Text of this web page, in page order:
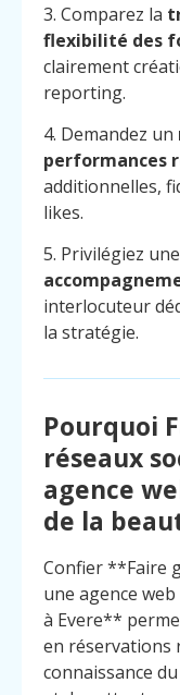
3. Comparez la
flexibilité des
clairement
reporting.
4. Demandez un
performances
additionnelles,
likes.
5. Privilégiez une
interlocuteur
la stratégie.
Pourquoi
réseaux
agence
de la
Confier **Faire
une agence
à Evere**
en réservations
connaissance